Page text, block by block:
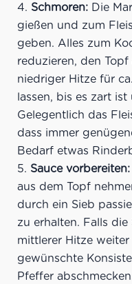
Schmoren:Die
gießen und zum
geben. Alles zum
reduzieren, den
niedriger Hitze für
lassen, bis es zart
Gelegentlich das
dass immer
Bedarf etwas
Sauce vorbereiten:
aus dem Topf
durch ein Sieb
zu erhalten. Falls
mittlerer Hitze
gewünschte
Pfeffer